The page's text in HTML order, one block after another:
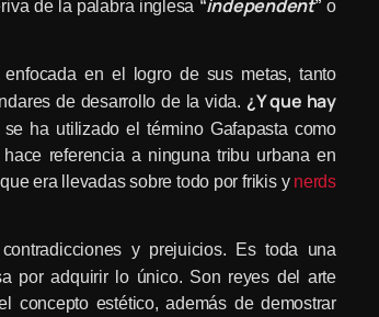
de la palabra inglesa “independent” o
en el logro de sus metas, tanto
de desarrollo de la vida. ¿Y que hay
ha utilizado el término Gafapasta como
referencia a ninguna tribu urbana en
era llevadas sobre todo por frikis y nerds
y prejuicios. Es toda una
por adquirir lo único. Son reyes del arte
concepto estético, además de demostrar